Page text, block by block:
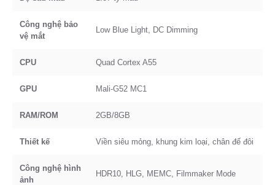
Công nghệ bảo
vệ mắt
Low Blue Light, DC Dimming
CPU Quad Cortex A55
GPU Mali-G52 MC1
RAM/ROM 2GB/8GB
Thiết kế Viền siêu mỏng, khung kim loại, chân đế đôi
Công nghệ hình
ảnh
HDR10, HLG, MEMC, Filmmaker Mode